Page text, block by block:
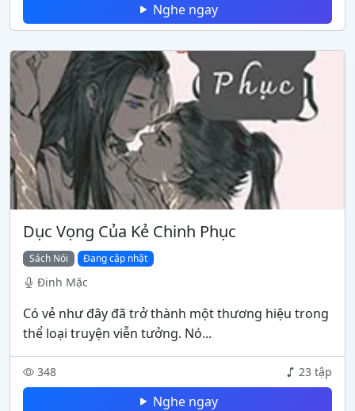
Nghe ngay
Dục Vọng Của Kẻ Chinh Phục
Sách Nói Đang cập nhật
Đinh Mặc
Có vẻ như đây đã trở thành một thương hiệu trong
thể loại truyện viễn tưởng. Nó...
348 23 tập
Nghe ngay